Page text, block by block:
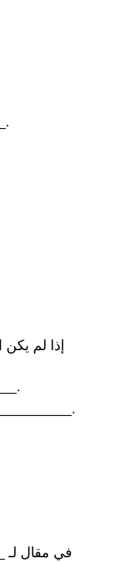
إذا لم
يمكننا استبعاد الحالات التي
في مقال لـ